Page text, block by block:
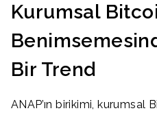
Kurumsal
Bir Trend
ANAP’ın birikimi, kurumsal